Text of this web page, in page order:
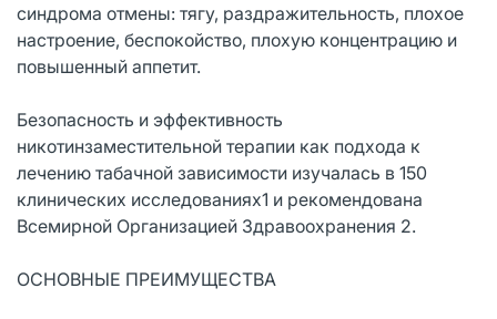
синдрома отмены: тягу, раздражительность, плохое
настроение, беспокойство, плохую концентрацию и
повышенный аппетит.
Безопасность и эффективность
никотинзаместительной терапии как подхода к
лечению табачной зависимости изучалась в 150
клинических исследованиях1 и рекомендована
Всемирной Организацией Здравоохранения 2.
ОСНОВНЫЕ ПРЕИМУЩЕСТВА